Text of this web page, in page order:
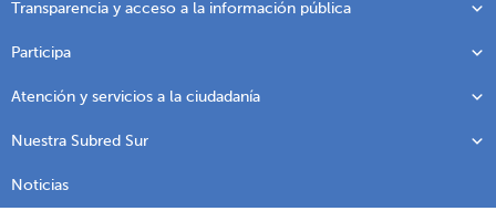
Transparencia y acceso a la información pública
Participa
Atención y servicios a la ciudadanía
Nuestra Subred Sur
Noticias